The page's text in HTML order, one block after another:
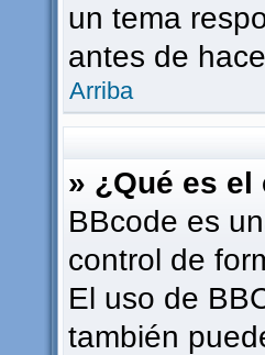
un tema
antes de
Arriba
» ¿Qué es
BBcode es
control de
El uso de
también